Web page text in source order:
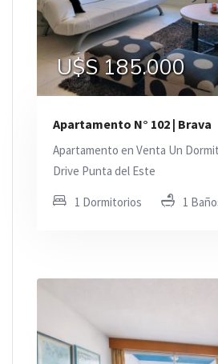
U$S 185.000
Apartamento N° 102 | Brava
Apartamento en Venta Un
Drive Punta del Este
1 Dormitorios 1